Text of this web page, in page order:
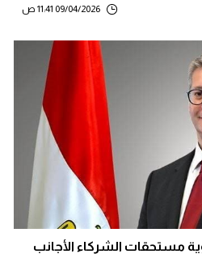
09/04/2026 11:41 ص
مستحقات الشركاء الأجانب